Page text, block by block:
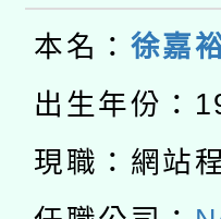
第3次
本校
次招考
有關原
公告之
一案。
兒童少
答一案
有關本
本名： 徐嘉
出生年份：
現職：網站